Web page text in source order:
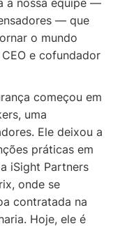
— que
o mundo
CEO e cofundador
começou em
uma
Ele deixou a
práticas em
iSight Partners
onde se
contratada na
Hoje, ele é